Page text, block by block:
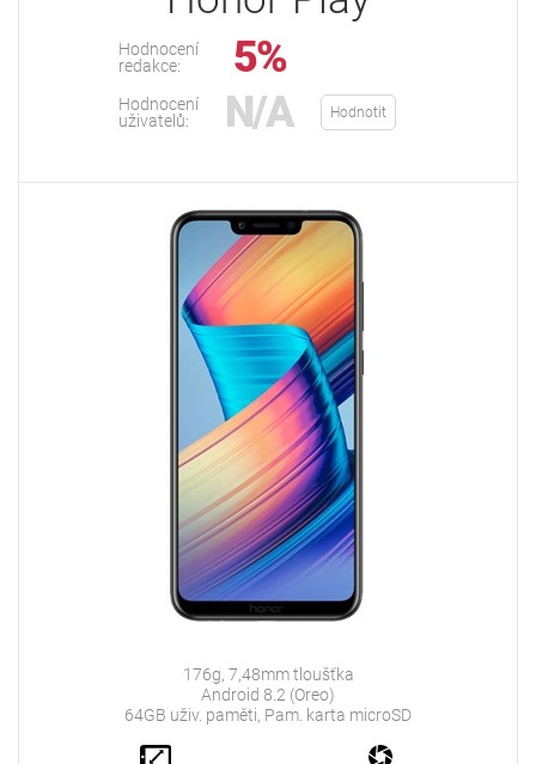
Hodnocení
redakce:
5%
Hodnocení
uživatelů:
N/A Hodnotit
176g, 7,48mm tloušťka
Android 8.2 (Oreo)
64GB uživ. paměti, Pam. karta microSD